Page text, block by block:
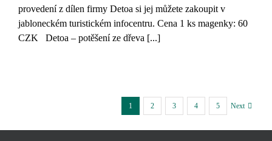
provedení z dílen firmy Detoa si jej můžete zakoupit v
jabloneckém turistickém infocentru. Cena 1 ks magenky: 60
CZK Detoa – potěšení ze dřeva [...]
1 2 3 4 5 Next